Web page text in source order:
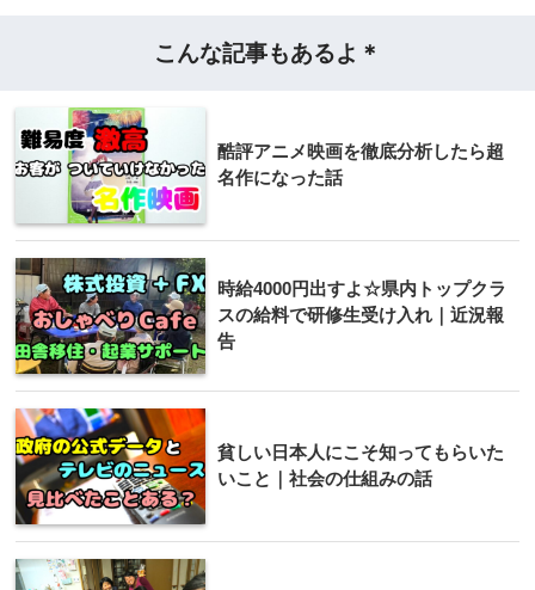
こんな記事もあるよ＊
酷評アニメ映画を徹底分析したら超
名作になった話
時給4000円出すよ☆県内トップクラ
スの給料で研修生受け入れ｜近況報
告
貧しい日本人にこそ知ってもらいた
いこと｜社会の仕組みの話